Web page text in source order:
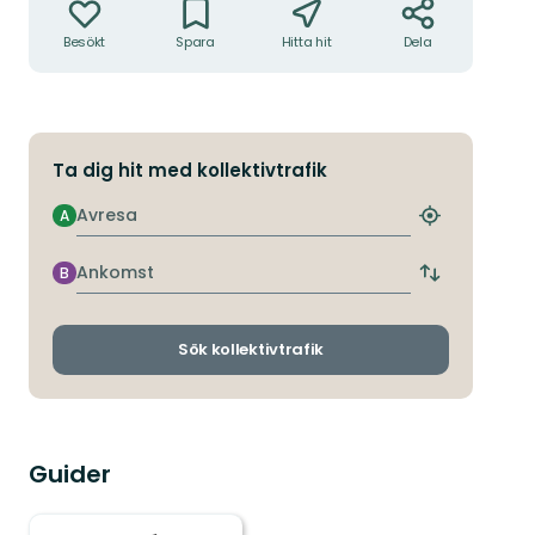
Besökt Spara Hitta hit Dela
Ta dig hit med kollektivtrafik
Avresa
A
Hitta
hållplats
Ankomst
B
Byt
och
Sök kollektivtrafik
Guider